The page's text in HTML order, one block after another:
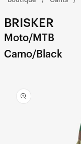
BRISKER
Moto/MTB
Camo/Black
informations
sur le